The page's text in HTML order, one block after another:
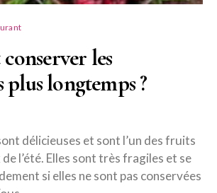
les
plus longtemps ?
délicieuses et sont l’un des fruits
l’été. Elles sont très fragiles et se
si elles ne sont pas conservées